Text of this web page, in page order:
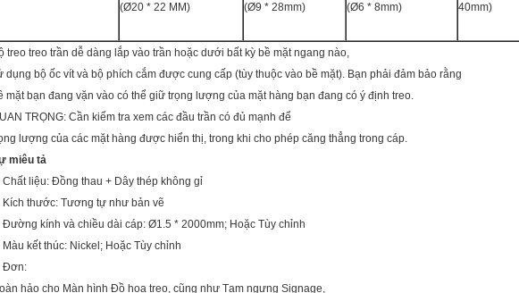
(Ø20 * 22 MM)
(Ø9 * 28mm)
(Ø6 * 8mm)
40mm)
treo treo trần dễ dàng lắp vào trần hoặc dưới bất kỳ bề mặt ngang nào,
dụng bộ ốc vít và bộ phích cắm được cung cấp (tùy thuộc vào bề mặt). Bạn phải đảm bảo rằng
mặt bạn đang vặn vào có thể giữ trọng lượng của mặt hàng bạn đang có ý định treo.
TRỌNG: Cần kiểm tra xem các đầu trần có đủ mạnh để
lượng của các mặt hàng được hiển thị, trong khi cho phép căng thẳng trong cáp.
miêu tả
Chất liệu: Đồng thau + Dây thép không gỉ
Kích thước: Tương tự như bản vẽ
Đường kính và chiều dài cáp: Ø1.5 * 2000mm; Hoặc Tùy chỉnh
Màu kết thúc: Nickel; Hoặc Tùy chỉnh
Đơn:
hảo cho Màn hình Đồ hoạ treo, cũng như Tạm ngưng Signage,